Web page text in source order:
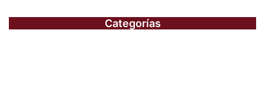
Categorías